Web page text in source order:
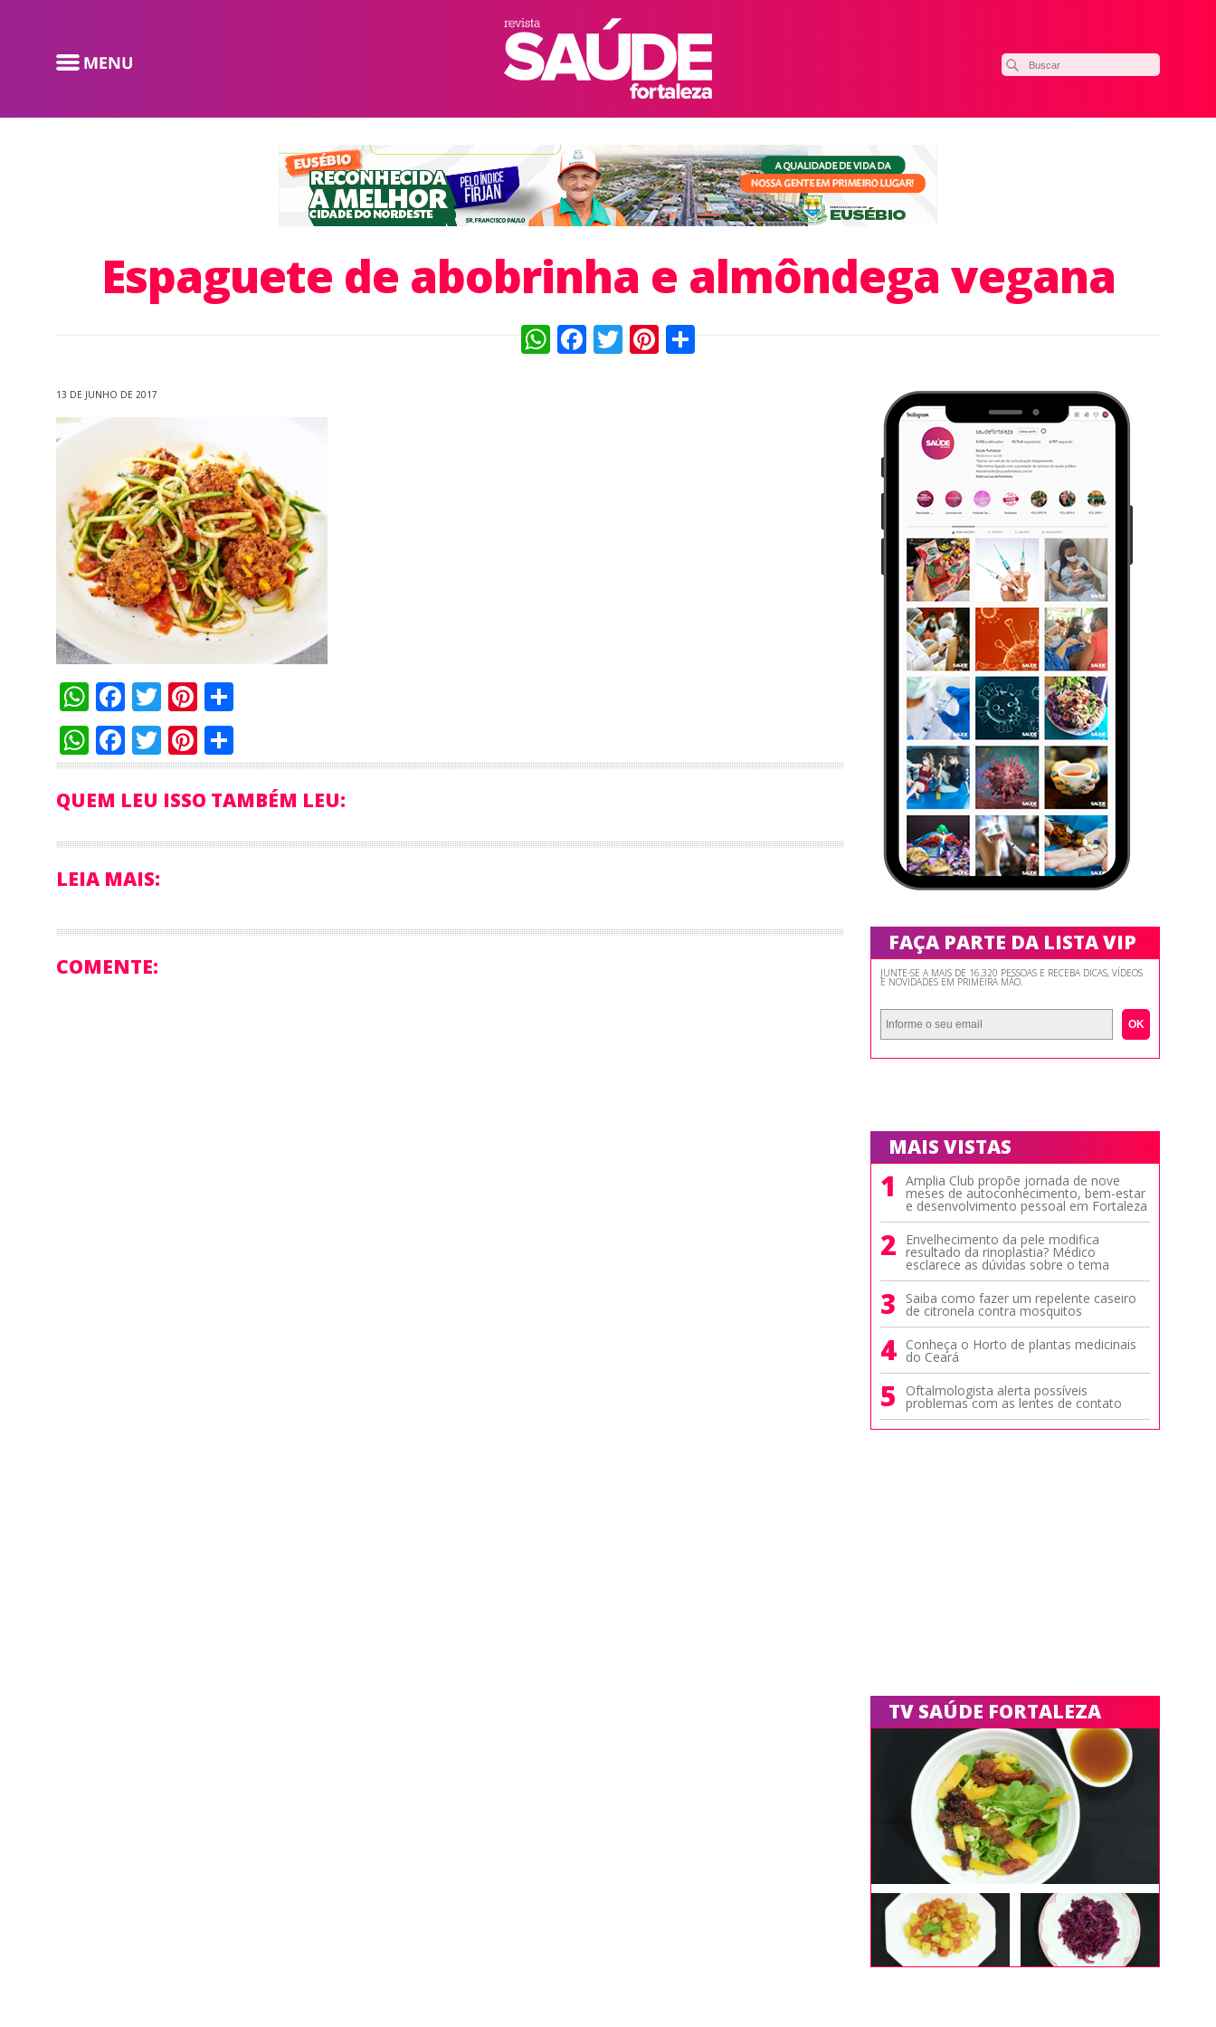
Espaguete de abobrinha e almôndega vegana
WhatsApp
Facebook
TwitterPinterest
13 DE JUNHO DE 2017
WhatsApp
Facebook
TwitterPinterest
WhatsApp
Facebook
TwitterPinterest
QUEM LEU ISSO TAMBÉM LEU:
LEIA MAIS:
COMENTE:
FAÇA PARTE DA LISTA VIP
JUNTE-SE A MAIS DE 16.320 PESSOAS E RECEBA DICAS, VÍDEOS
E NOVIDADES EM PRIMEIRA MÃO.
OK
MAIS VISTAS
1 Amplia Club propõe jornada de nove
meses de autoconhecimento, bem-estar
e desenvolvimento pessoal em Fortaleza
2 Envelhecimento da pele modifica
resultado da rinoplastia? Médico
esclarece as dúvidas sobre o tema
3 Saiba como fazer um repelente caseiro
de citronela contra mosquitos
4 Conheça o Horto de plantas medicinais
do Ceará
5 Oftalmologista alerta possíveis
problemas com as lentes de contato
TV SAÚDE FORTALEZA